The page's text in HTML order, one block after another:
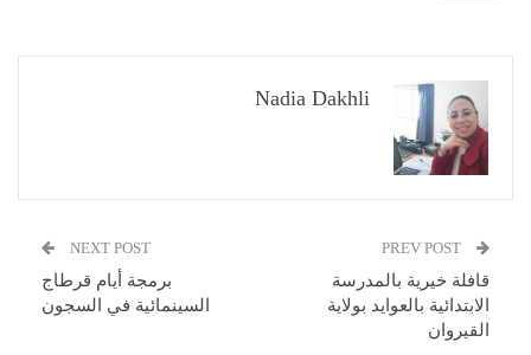
Nadia Dakhli
قافلة خيرية بالمدرسة
الابتدائية بالعوايد بولاية
القيروان
NEXT POST
برمجة أيام قرطاج
السينمائية في السجون